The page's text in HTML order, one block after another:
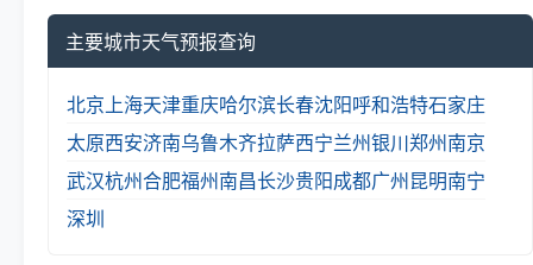
主要城市天气预报查询
北京 上海天津重庆哈尔滨长春沈阳呼和浩特石家庄
太原西安济南乌鲁木齐拉萨西宁兰州银川郑州南京
武汉杭州合肥福州南昌长沙贵阳成都广州昆明南宁
深圳